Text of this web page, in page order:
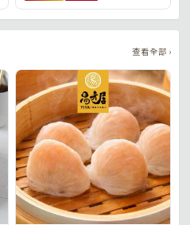
查看全部 ›